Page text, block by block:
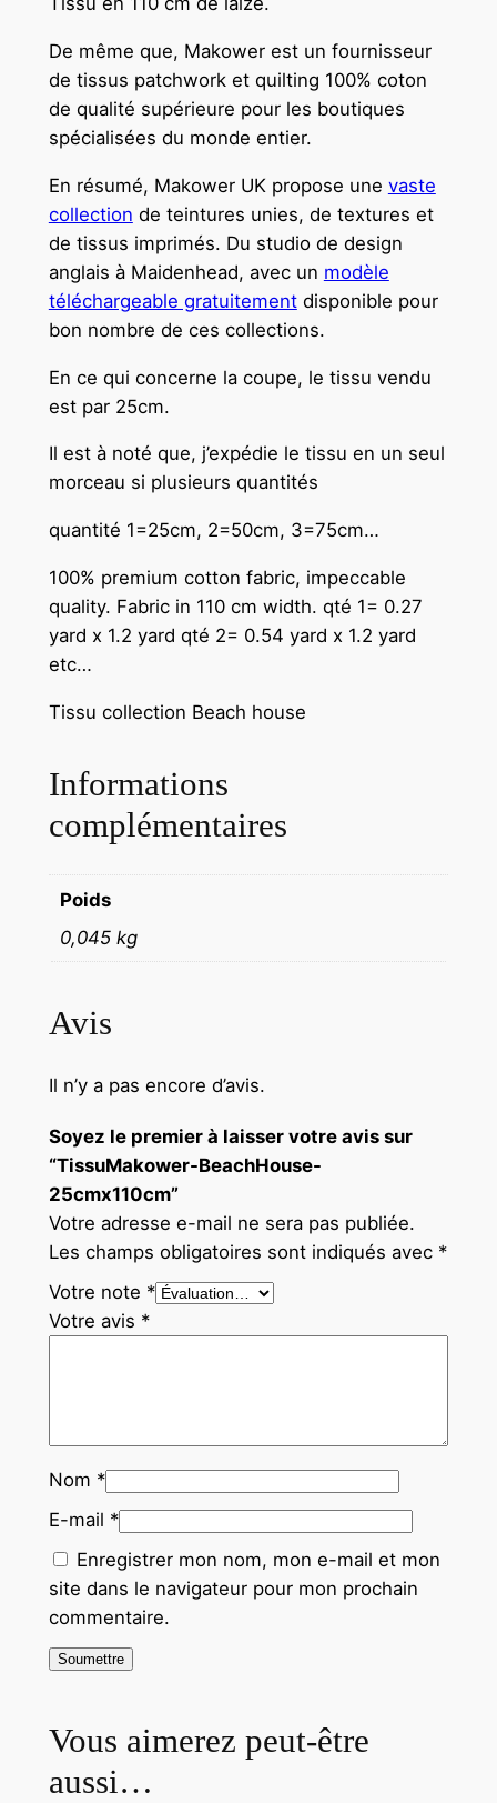
De même que, Makower est un fournisseur
de tissus patchwork et quilting 100% coton
de qualité supérieure pour les boutiques
spécialisées du monde entier.
En résumé, Makower UK propose une vaste
collection de teintures unies, de textures et
de tissus imprimés. Du studio de design
anglais à Maidenhead, avec un modèle
téléchargeable gratuitementdisponible pour
bon nombre de ces collections.
En ce qui concerne la coupe, le tissu vendu
est par 25cm.
Il est à noté que, j’expédie le tissu en un seul
morceau si plusieurs quantités
quantité 1=25cm, 2=50cm, 3=75cm…
100% premium cotton fabric, impeccable
quality. Fabric in 110 cm width. qté 1= 0.27
yard x 1.2 yard qté 2= 0.54 yard x 1.2 yard
etc…
Tissu collection Beach house
Informations
complémentaires
Poids
0,045 kg
Avis
Il n’y a pas encore d’avis.
Soyez le premier à laisser votre avis sur
“TissuMakower-BeachHouse-
25cmx110cm”
Votre adresse e-mail ne sera pas publiée.
Les champs obligatoires sont indiqués avec *
Votre note *
Votre avis *
Nom *
E-mail *
Enregistrer mon nom, mon e-mail et mon
site dans le navigateur pour mon prochain
commentaire.
Vous aimerez peut-être
aussi…